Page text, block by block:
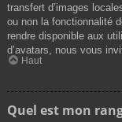
transfert d’images
ou non la fonctionnalité
rendre disponible aux
d’avatars, nous vous
Haut
Quel est mon